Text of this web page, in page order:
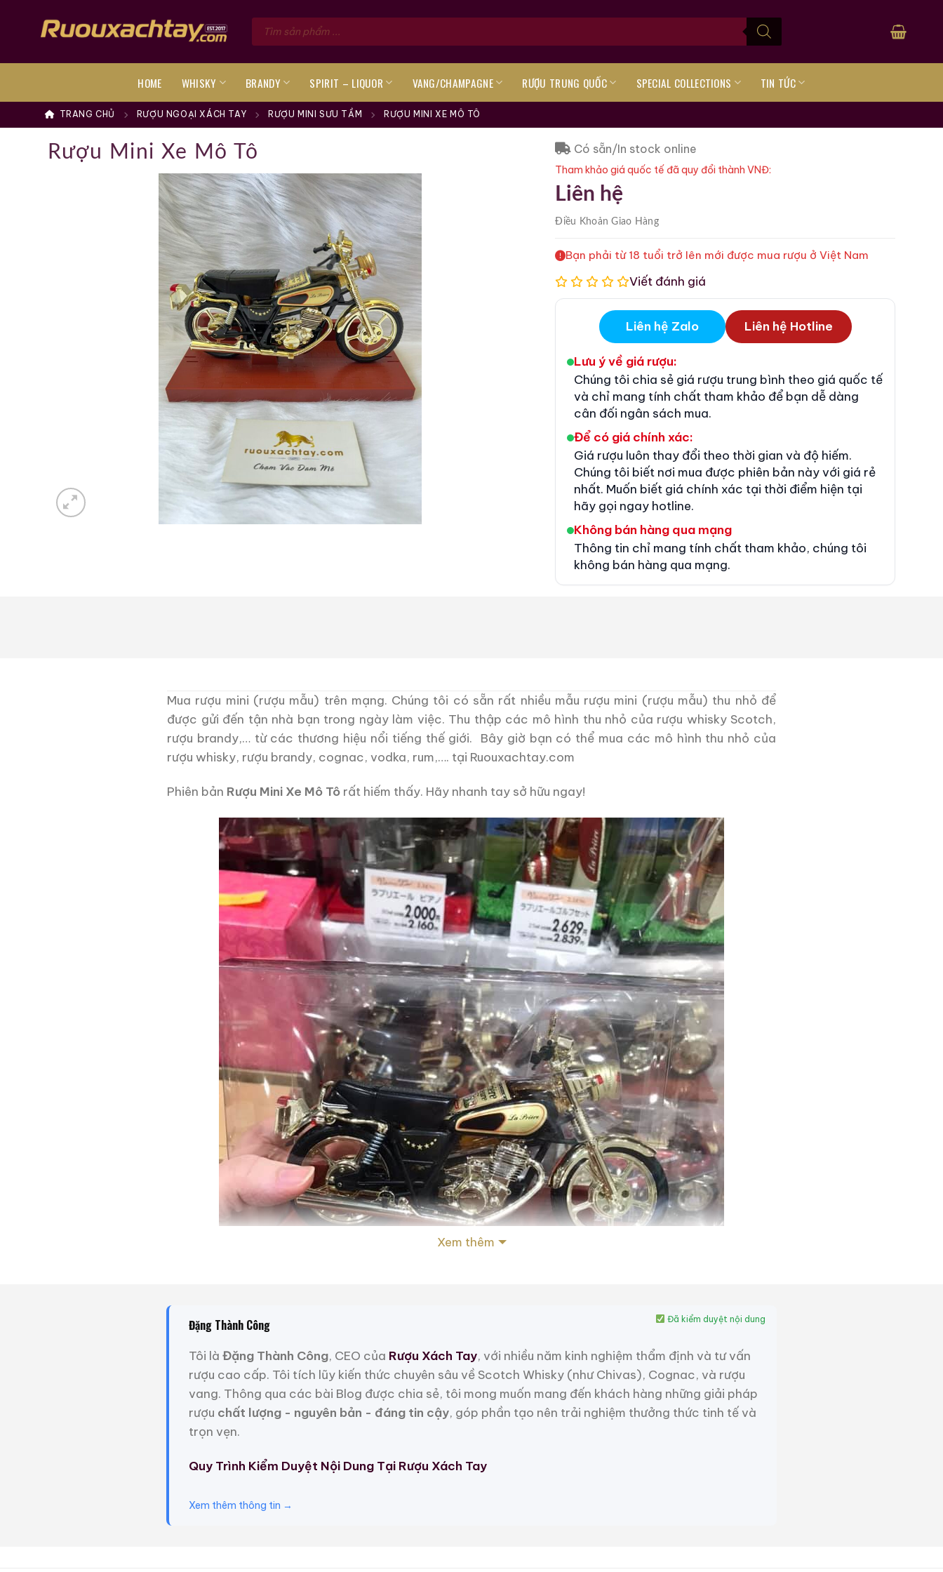
Tìm
kiếm
HOME WHISKY BRANDY SPIRIT – LIQUOR VANG/CHAMPAGNE RƯỢU TRUNG QUỐC SPECIAL COLLECTIONS TIN TỨC
TRANG CHỦ RƯỢU NGOẠI XÁCH TAY RƯỢU MINI SƯU TẦM RƯỢU MINI XE MÔ TÔ
Rượu Mini Xe Mô Tô Có sẵn/In stock online
Tham khảo giá quốc tế đã quy đổi thành VNĐ:
Liên hệ
Điều KhoảnGiao Hàng
Bạn phải từ 18 tuổi trở lên mới được mua rượu ở Việt Nam
Viết đánh giá
Liên hệ Zalo Liên hệ Hotline
Lưu ý về giá rượu:
Chúng tôi chia sẻ giá rượu trung bình theo giá quốc tế
và chỉ mang tính chất tham khảo để bạn dễ dàng
cân đối ngân sách mua.
Để có giá chính xác:
Giá rượu luôn thay đổi theo thời gian và độ hiếm.
Chúng tôi biết nơi mua được phiên bản này với giá rẻ
nhất. Muốn biết giá chính xác tại thời điểm hiện tại
hãy gọi ngay hotline.
Không bán hàng qua mạng
Thông tin chỉ mang tính chất tham khảo, chúng tôi
không bán hàng qua mạng.
Mua rượu mini (rượu mẫu) trên mạng. Chúng tôi có sẵn rất nhiều mẫu rượu mini (rượu mẫu) thu nhỏ để
được gửi đến tận nhà bạn trong ngày làm việc. Thu thập các mô hình thu nhỏ của rượu whisky Scotch,
rượu brandy,… từ các thương hiệu nổi tiếng thế giới. Bây giờ bạn có thể mua các mô hình thu nhỏ của
rượu whisky, rượu brandy, cognac, vodka, rum,…. tại Ruouxachtay.com
Phiên bản Rượu Mini Xe Mô Tô rất hiếm thấy. Hãy nhanh tay sở hữu ngay!
Xem thêm
Đặng Thành Công
Tôi là Đặng Thành Công, CEO của Rượu Xách Tay, với nhiều năm kinh nghiệm thẩm định và tư vấn
rượu cao cấp. Tôi tích lũy kiến thức chuyên sâu về Scotch Whisky (như Chivas), Cognac, và rượu
vang. Thông qua các bài Blog được chia sẻ, tôi mong muốn mang đến khách hàng những giải pháp
rượu chất lượng - nguyên bản - đáng tin cậy, góp phần tạo nên trải nghiệm thưởng thức tinh tế và
trọn vẹn.
Quy Trình Kiểm Duyệt Nội Dung Tại Rượu Xách Tay
Xem thêm thông tin →
Đã kiểm duyệt nội dung